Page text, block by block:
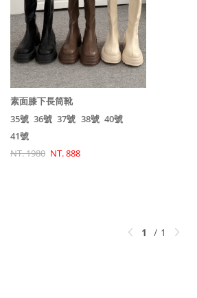
素面膝下長筒靴
35號 36號 37號 38號 40號
41號
NT. 1980 NT. 888
1 1